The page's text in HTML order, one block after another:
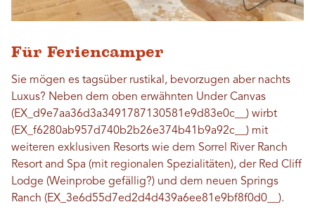
Für Feriencamper
Sie mögen es tagsüber rustikal, bevorzugen aber nachts
Luxus? Neben dem oben erwähnten Under Canvas
(EX_d9e7aa36d3a3491787130581e9d83e0c__) wirbt
(EX_f6280ab957d740b2b26e374b41b9a92c__) mit
weiteren exklusiven Resorts wie dem Sorrel River Ranch
Resort and Spa (mit regionalen Spezialitäten), der Red Cliff
Lodge (Weinprobe gefällig?) und dem neuen Springs
Ranch (EX_3e6d55d7ed2d4d439a6ee81e9bf8f0d0__).